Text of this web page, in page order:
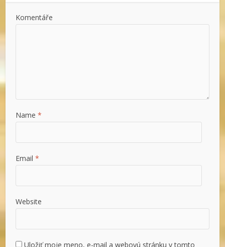
Komentáře
Name *
Email *
Website
Uložiť moje meno, e-mail a webovú stránku v tomto